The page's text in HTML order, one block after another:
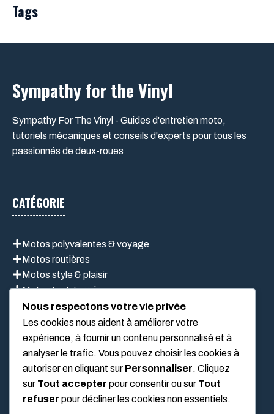
Tags
Sympathy for the Vinyl
Sympathy For The Vinyl - Guides d'entretien moto,
tutoriels mécaniques et conseils d'experts pour tous les
passionnés de deux-roues
CATÉGORIE
Motos polyvalentes & voyage
Motos routières
Motos style & plaisir
Motos tout-terrain
Scooter
LIEN UTILES
Mentions légales
Nous respectons votre vie privée
Les cookies nous aident à améliorer votre
expérience, à fournir un contenu personnalisé et à
analyser le trafic. Vous pouvez choisir les cookies à
autoriser en cliquant sur Personnaliser. Cliquez
sur Tout accepter pour consentir ou sur Tout
refuser pour décliner les cookies non essentiels.